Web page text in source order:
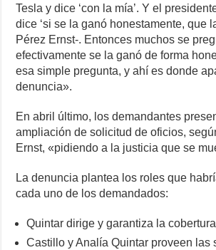
Tesla y dice ‘con la mía’. Y el
dice ‘si se la ganó honestamente, que
Pérez Ernst-. Entonces muchos se
efectivamente se la ganó de forma
esa simple pregunta, y ahí es donde
denuncia».
En abril último, los demandantes
ampliación de solicitud de oficios,
Ernst, «pidiendo a la justicia que se
La denuncia plantea los roles que
cada uno de los demandados:
Quintar dirige y garantiza la
Castillo y Analía Quintar proveen las